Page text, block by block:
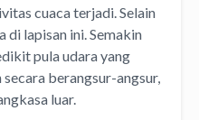
cuaca terjadi. Selain
di lapisan ini. Semakin
pula udara yang
berangsur-angsur,
luar.